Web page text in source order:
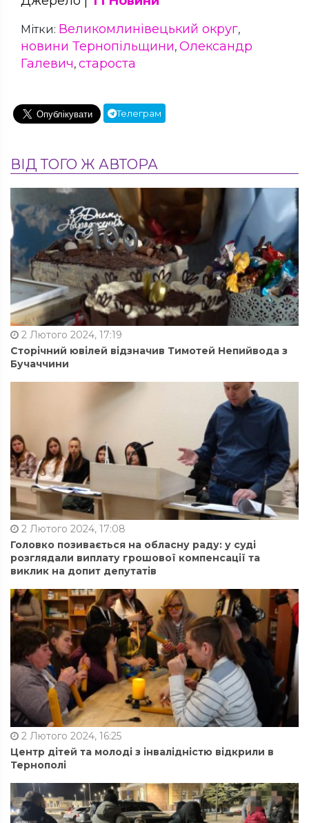
Мітки: Великомлинівецький округ,
новини Тернопільщини, Олександр
Галевич, староста
Телеграм
ВІД ТОГО Ж АВТОРА
2 Лютого 2024, 17:19
Сторічний ювілей відзначив Тимотей Непийвода з
Бучаччини
2 Лютого 2024, 17:08
Головко позивається на обласну раду: у суді
розглядали виплату грошової компенсації та
виклик на допит депутатів
2 Лютого 2024, 16:25
Центр дітей та молоді з інвалідністю відкрили в
Тернополі